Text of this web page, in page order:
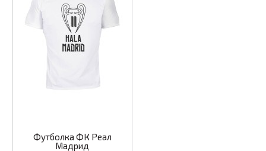
Футболка ФК Реал
Мадрид